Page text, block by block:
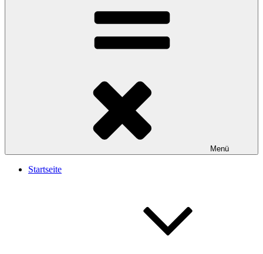
Menü
Startseite